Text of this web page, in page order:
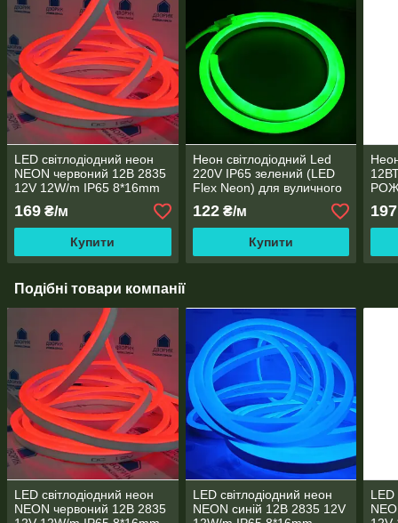
LED світлодіодний неон
NEON червоний 12B 2835
12V 12W/m IP65 8*16mm
169 ₴/м
Купити
Неон світлодіодний Led
220V IP65 зелений (LED
Flex Neon) для вуличного
освітлення
122₴/м
Купити
197
Подібні товари компанії
LED світлодіодний неон
NEON червоний 12B 2835
LED світлодіодний неон
NEON синій 12B 2835 12V
LED